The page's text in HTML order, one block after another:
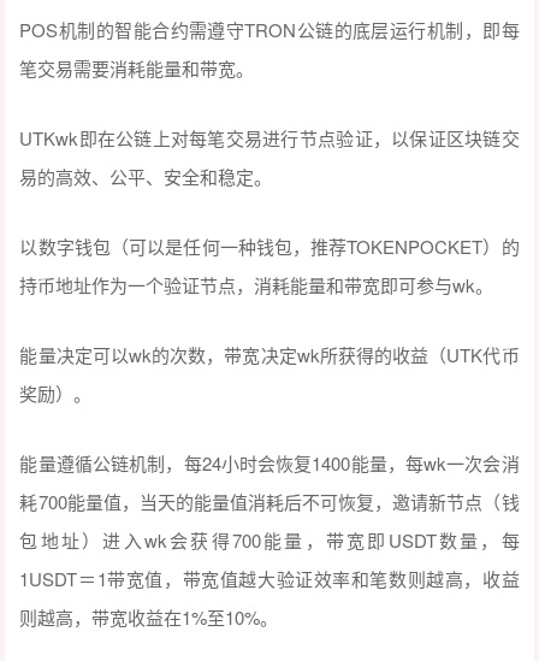
POS机制的智能合约需遵守TRON公链的底层运行机制，即每
笔交易需要消耗能量和带宽。
UTKwk即在公链上对每笔交易进行节点验证，以保证区块链交
易的高效、公平、安全和稳定。
以数字钱包（可以是任何一种钱包，推荐TOKENPOCKET）的
持币地址作为一个验证节点，消耗能量和带宽即可参与wk。
能量决定可以wk的次数，带宽决定wk所获得的收益（UTK代币
奖励）。
能量遵循公链机制，每24小时会恢复1400能量，每wk一次会消
耗700能量值，当天的能量值消耗后不可恢复，邀请新节点（钱
包地址）进入wk会获得700能量，带宽即USDT数量，每
1USDT＝1带宽值，带宽值越大验证效率和笔数则越高，收益
则越高，带宽收益在1%至10%。